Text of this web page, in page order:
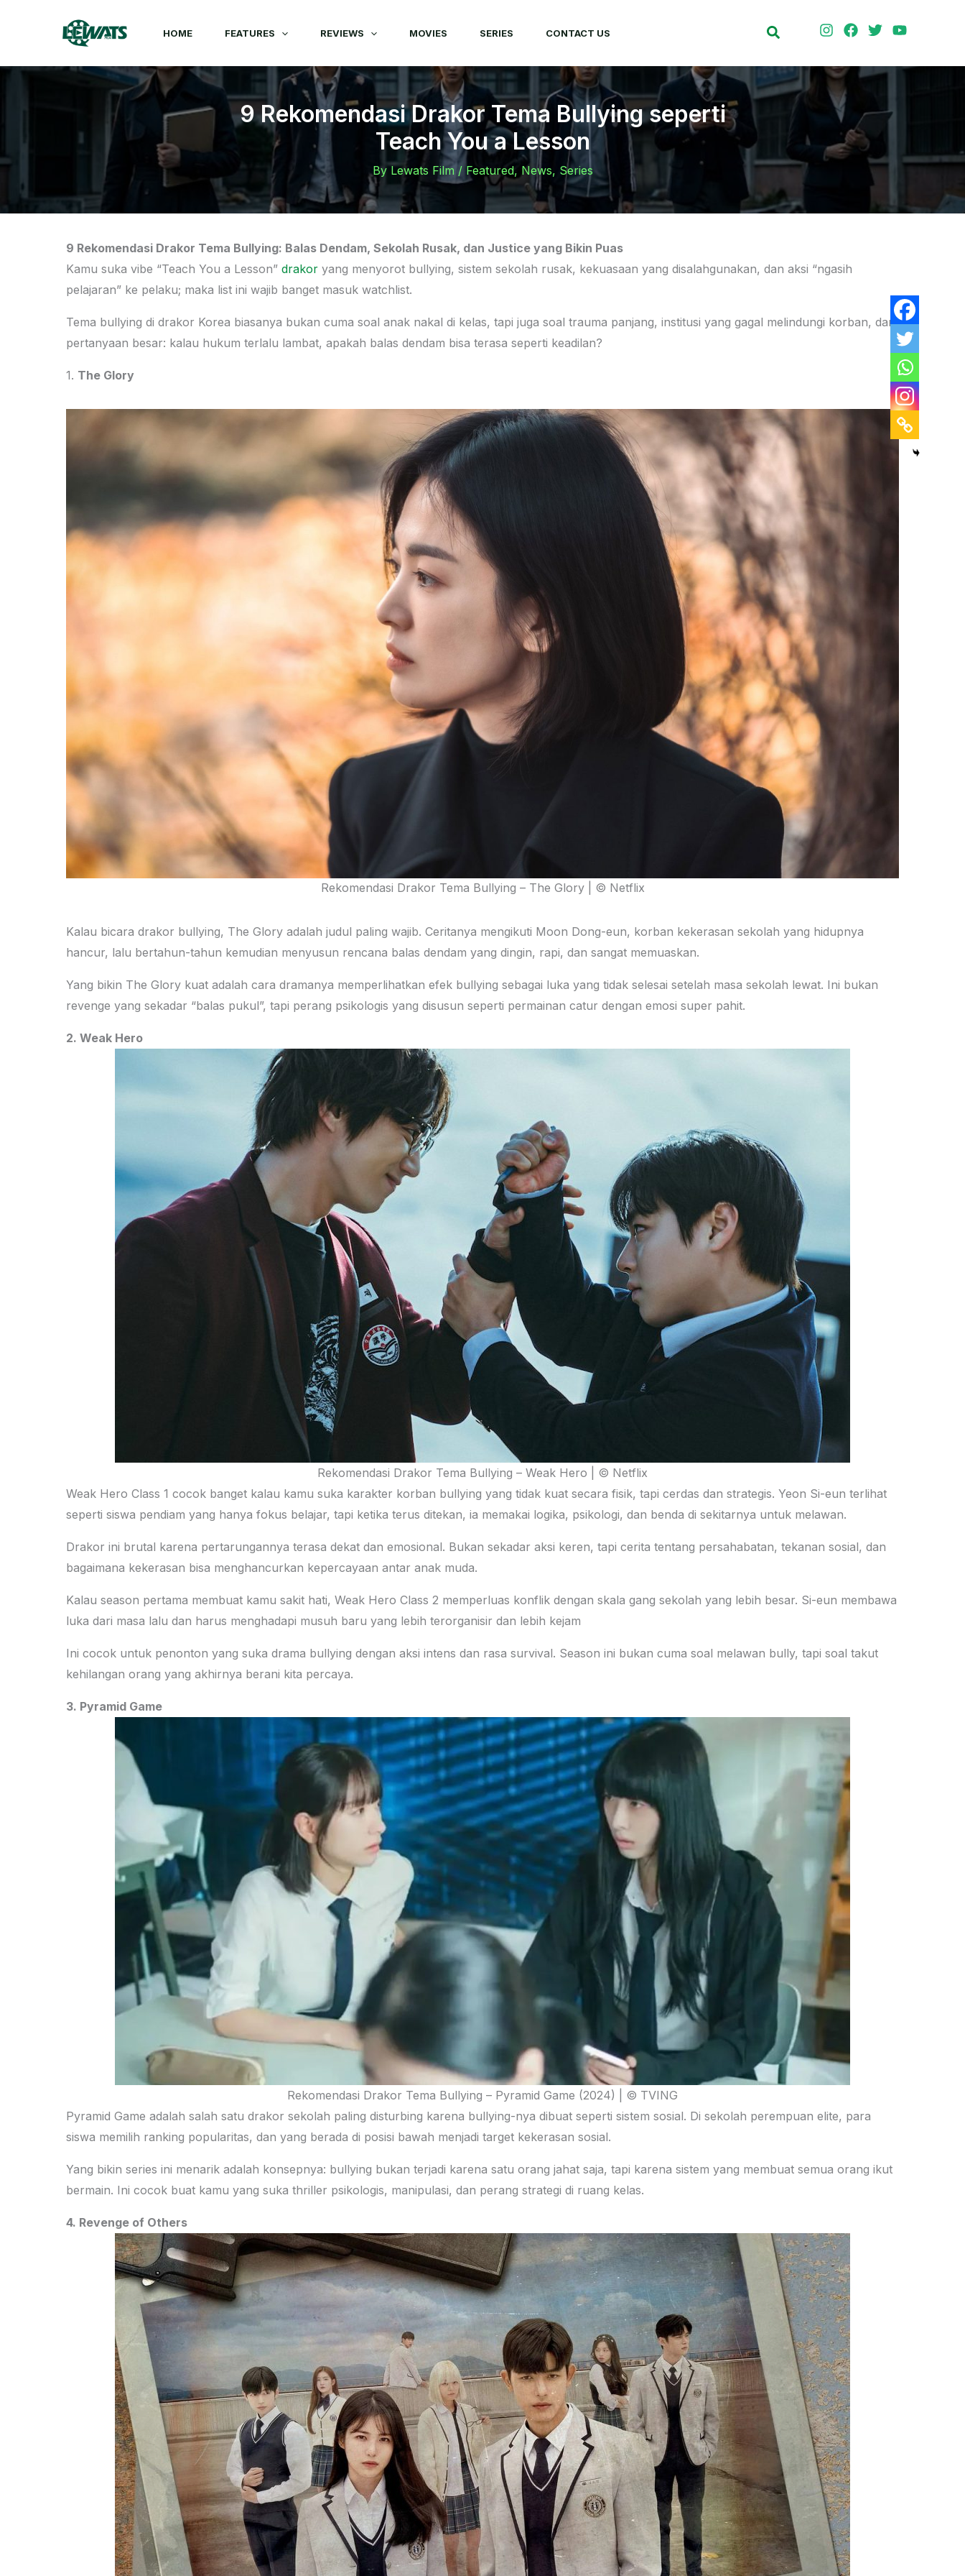
HOME FEATURES REVIEWS MOVIES SERIES CONTACT US Search
9 Rekomendasi Drakor Tema Bullying seperti
Teach You a Lesson
By Lewats Film / Featured, News, Series
9 Rekomendasi Drakor Tema Bullying: Balas Dendam, Sekolah Rusak, dan Justice yang Bikin Puas
Kamu suka vibe “Teach You a Lesson” drakor yang menyorot bullying, sistem sekolah rusak, kekuasaan yang disalahgunakan, dan aksi “ngasih
pelajaran” ke pelaku; maka list ini wajib banget masuk watchlist.
Tema bullying di drakor Korea biasanya bukan cuma soal anak nakal di kelas, tapi juga soal trauma panjang, institusi yang gagal melindungi korban, dan
pertanyaan besar: kalau hukum terlalu lambat, apakah balas dendam bisa terasa seperti keadilan?
1. The Glory
Rekomendasi Drakor Tema Bullying – The Glory | © Netflix
Kalau bicara drakor bullying, The Glory adalah judul paling wajib. Ceritanya mengikuti Moon Dong-eun, korban kekerasan sekolah yang hidupnya
hancur, lalu bertahun-tahun kemudian menyusun rencana balas dendam yang dingin, rapi, dan sangat memuaskan.
Yang bikin The Glory kuat adalah cara dramanya memperlihatkan efek bullying sebagai luka yang tidak selesai setelah masa sekolah lewat. Ini bukan
revenge yang sekadar “balas pukul”, tapi perang psikologis yang disusun seperti permainan catur dengan emosi super pahit.
2. Weak Hero
Rekomendasi Drakor Tema Bullying – Weak Hero | © Netflix
Weak Hero Class 1 cocok banget kalau kamu suka karakter korban bullying yang tidak kuat secara fisik, tapi cerdas dan strategis. Yeon Si-eun terlihat
seperti siswa pendiam yang hanya fokus belajar, tapi ketika terus ditekan, ia memakai logika, psikologi, dan benda di sekitarnya untuk melawan.
Drakor ini brutal karena pertarungannya terasa dekat dan emosional. Bukan sekadar aksi keren, tapi cerita tentang persahabatan, tekanan sosial, dan
bagaimana kekerasan bisa menghancurkan kepercayaan antar anak muda.
Kalau season pertama membuat kamu sakit hati, Weak Hero Class 2 memperluas konflik dengan skala gang sekolah yang lebih besar. Si-eun membawa
luka dari masa lalu dan harus menghadapi musuh baru yang lebih terorganisir dan lebih kejam
Ini cocok untuk penonton yang suka drama bullying dengan aksi intens dan rasa survival. Season ini bukan cuma soal melawan bully, tapi soal takut
kehilangan orang yang akhirnya berani kita percaya.
3. Pyramid Game
Rekomendasi Drakor Tema Bullying – Pyramid Game (2024) | © TVING
Pyramid Game adalah salah satu drakor sekolah paling disturbing karena bullying-nya dibuat seperti sistem sosial. Di sekolah perempuan elite, para
siswa memilih ranking popularitas, dan yang berada di posisi bawah menjadi target kekerasan sosial.
Yang bikin series ini menarik adalah konsepnya: bullying bukan terjadi karena satu orang jahat saja, tapi karena sistem yang membuat semua orang ikut
bermain. Ini cocok buat kamu yang suka thriller psikologis, manipulasi, dan perang strategi di ruang kelas.
4. Revenge of Others